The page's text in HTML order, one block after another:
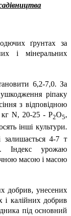
ґрунтах за
і мінеральних
6,2-7,0. За
ріпаку
з відповідною
кг N, 20-25 - Р2О5,
інші культури.
залишається 4-7 т
Індекс урожаю
масою і масою
добрив, унесених
калійних добрив
під основний